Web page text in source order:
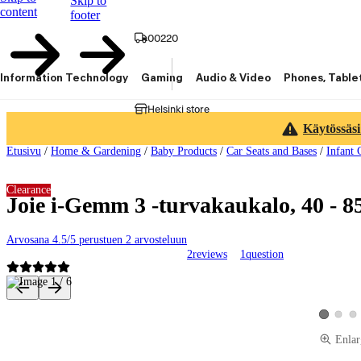
content
footer
00220
Helsinki store
Information Technology Gaming Audio & Video Phones,
Etusivu / Home & Gardening / Baby Products / Car Seats and Bases / Infant
Joie i-Gemm 3 -turvakaukalo, 40 -
Arvosana 4.5/5 perustuen 2 arvosteluun
2reviews 1question
Clearance
Product images and videos
ViewView